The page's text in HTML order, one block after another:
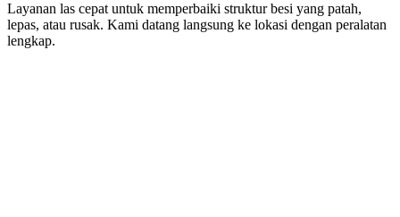
Layanan las cepat untuk memperbaiki struktur besi yang patah,
lepas, atau rusak. Kami datang langsung ke lokasi dengan peralatan
lengkap.